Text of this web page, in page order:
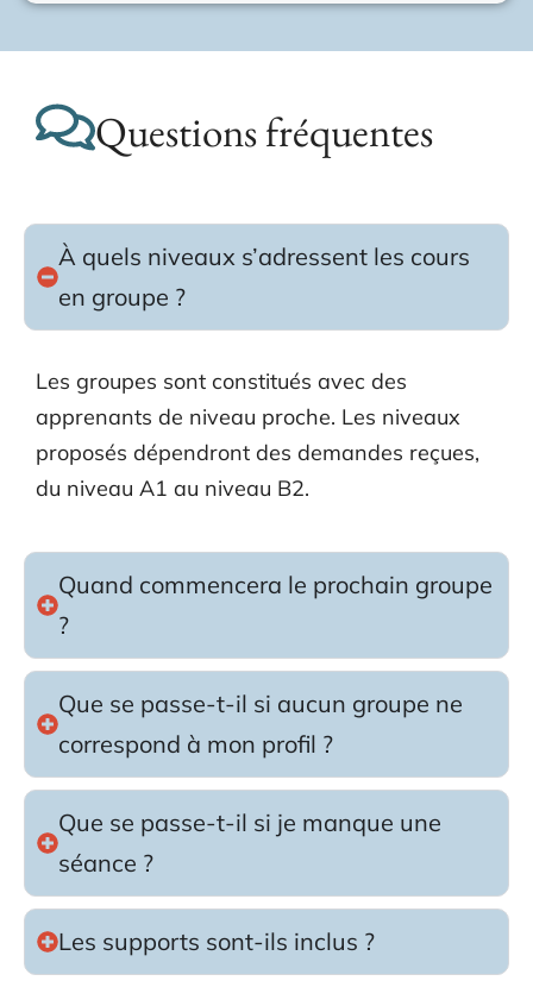
Questions fréquentes
À quels niveaux s’adressent les cours
en groupe ?
Les groupes sont constitués avec des
apprenants de niveau proche. Les niveaux
proposés dépendront des demandes reçues,
du niveau A1 au niveau B2.
Quand commencera le prochain groupe
?
Que se passe-t-il si aucun groupe ne
correspond à mon profil ?
Que se passe-t-il si je manque une
séance ?
Les supports sont-ils inclus ?